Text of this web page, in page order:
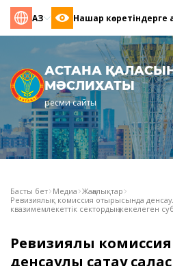
ҚАЗ Нашар көретіндерге
АСТАНА
МӘСЛИХАТЫ
ресми сайты
Басты бет Медиа Жаңалықтар
Ревизиялық комиссия отырысында
квазимемлекеттік сектордың жекелеген
Ревизиялық
денсаулық сақтау